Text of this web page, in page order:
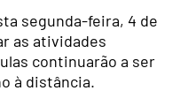
segunda-feira, 4 de
as atividades
continuarão a ser
à distância.